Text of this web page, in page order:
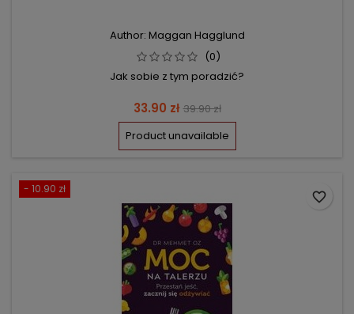
Author: Maggan Hagglund
(0)
Jak sobie z tym poradzić?
Price
33.90 zł Regular
price
39.90 zł
Product unavailable
- 10.90 zł
favorite_border